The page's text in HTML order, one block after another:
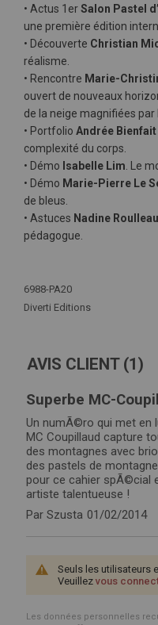
• Actus 1erSalon Pastel
une première édition
• Découverte Christian
réalisme.
• Rencontre Marie-
ouvert de nouveaux
de la neige magnifiées par
• Portfolio Andrée Bienfait
complexité du corps.
• Démo Isabelle Lim . Le
• Démo Marie-Pierre Le
de bleus.
• Astuces Nadine
pédagogue.
d'infos
6988-PA20
Diverti Editions
AVIS CLIENT (1)
Superbe MC-
Un numÃ©ro qui met en
MC Coupillaud capture
des montagnes avec
des pastels de
pour ce cahier spÃ©cial
artiste talentueuse !
Par Szusta 01/02/2014
Seuls les utilisateurs
Veuillez vous
Les données personnelles